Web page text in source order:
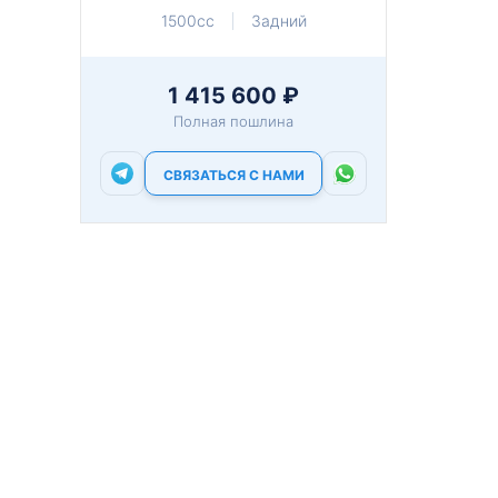
1500cc Задний
1 415 600 ₽
Полная пошлина
СВЯЗАТЬСЯ С НАМИ